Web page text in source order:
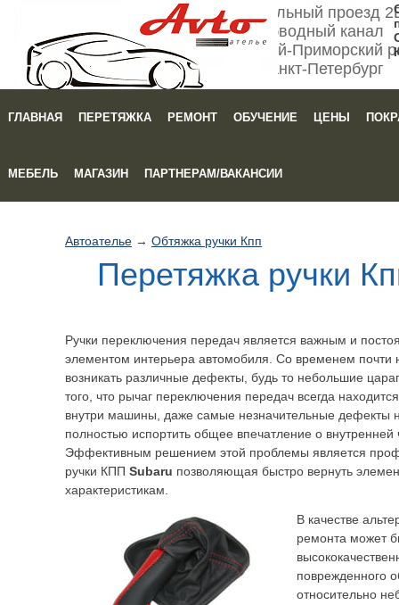
Мебельный проезд
Обводный канал
Кировский-Приморский
Санкт-Петербург
ГЛАВНАЯ ПЕРЕТЯЖКА РЕМОНТ ОБУЧЕНИЕ ЦЕНЫ
МЕБЕЛЬ МАГАЗИН ПАРТНЕРАМ/ВАКАНСИИ
Автоателье → Обтяжка ручки Кпп
Перетяжка ручки
Ручки переключения передач является важным и
элементом интерьера автомобиля. Со временем почти
возникать различные дефекты, будь то небольшие
того, что рычаг переключения передач всегда
внутри машины, даже самые незначительные дефекты
полностью испортить общее впечатление о внутренней
Эффективным решением этой проблемы является
ручки КПП Subaru позволяющая быстро вернуть
характеристикам.
В качестве
ремонта может
поврежденного
относительно